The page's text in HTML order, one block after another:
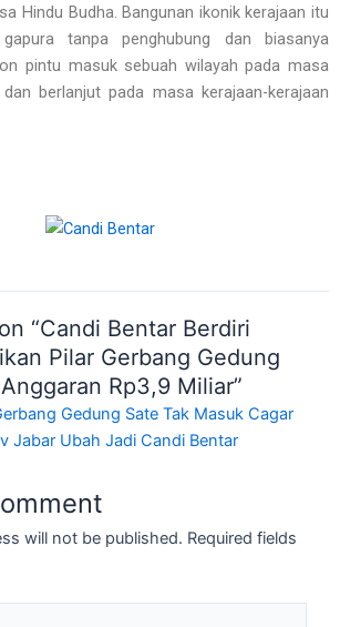
Hindu Budha. Bangunan ikonik kerajaan itu
tanpa penghubung dan biasanya
pintu masuk sebuah wilayah pada masa
berlanjut pada masa kerajaan-kerajaan
“Candi Bentar Berdiri
Pilar Gerbang Gedung
Rp3,9 Miliar”
Gedung Sate Tak Masuk Cagar
Jabar Ubah Jadi Candi Bentar
will not be published. Required fields